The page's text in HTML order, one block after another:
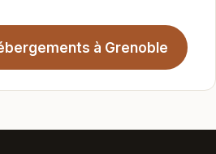
à Grenoble